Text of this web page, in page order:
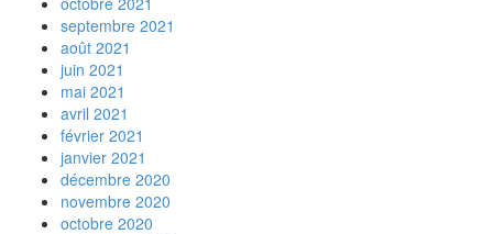
septembre 2021
août 2021
juin 2021
mai 2021
avril 2021
février 2021
janvier 2021
décembre 2020
novembre 2020
octobre 2020